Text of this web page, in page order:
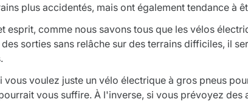
plus accidentés, mais ont également tendance à
esprit, comme nous savons tous que les vélos
sorties sans relâche sur des terrains difficiles, il
vous voulez juste un vélo électrique à gros pneus
vous suffire. À l'inverse, si vous prévoyez des